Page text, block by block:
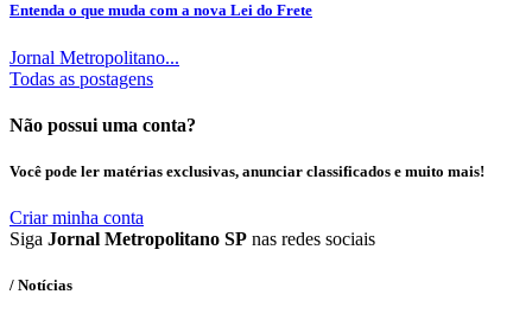
Entenda o que muda com a nova Lei do Frete
Jornal Metropolitano...
Todas as postagens
Não possui uma conta?
Você pode ler matérias exclusivas, anunciar classificados e muito mais!
Criar minha conta
Siga Jornal Metropolitano SP nas redes sociais
/ Notícias